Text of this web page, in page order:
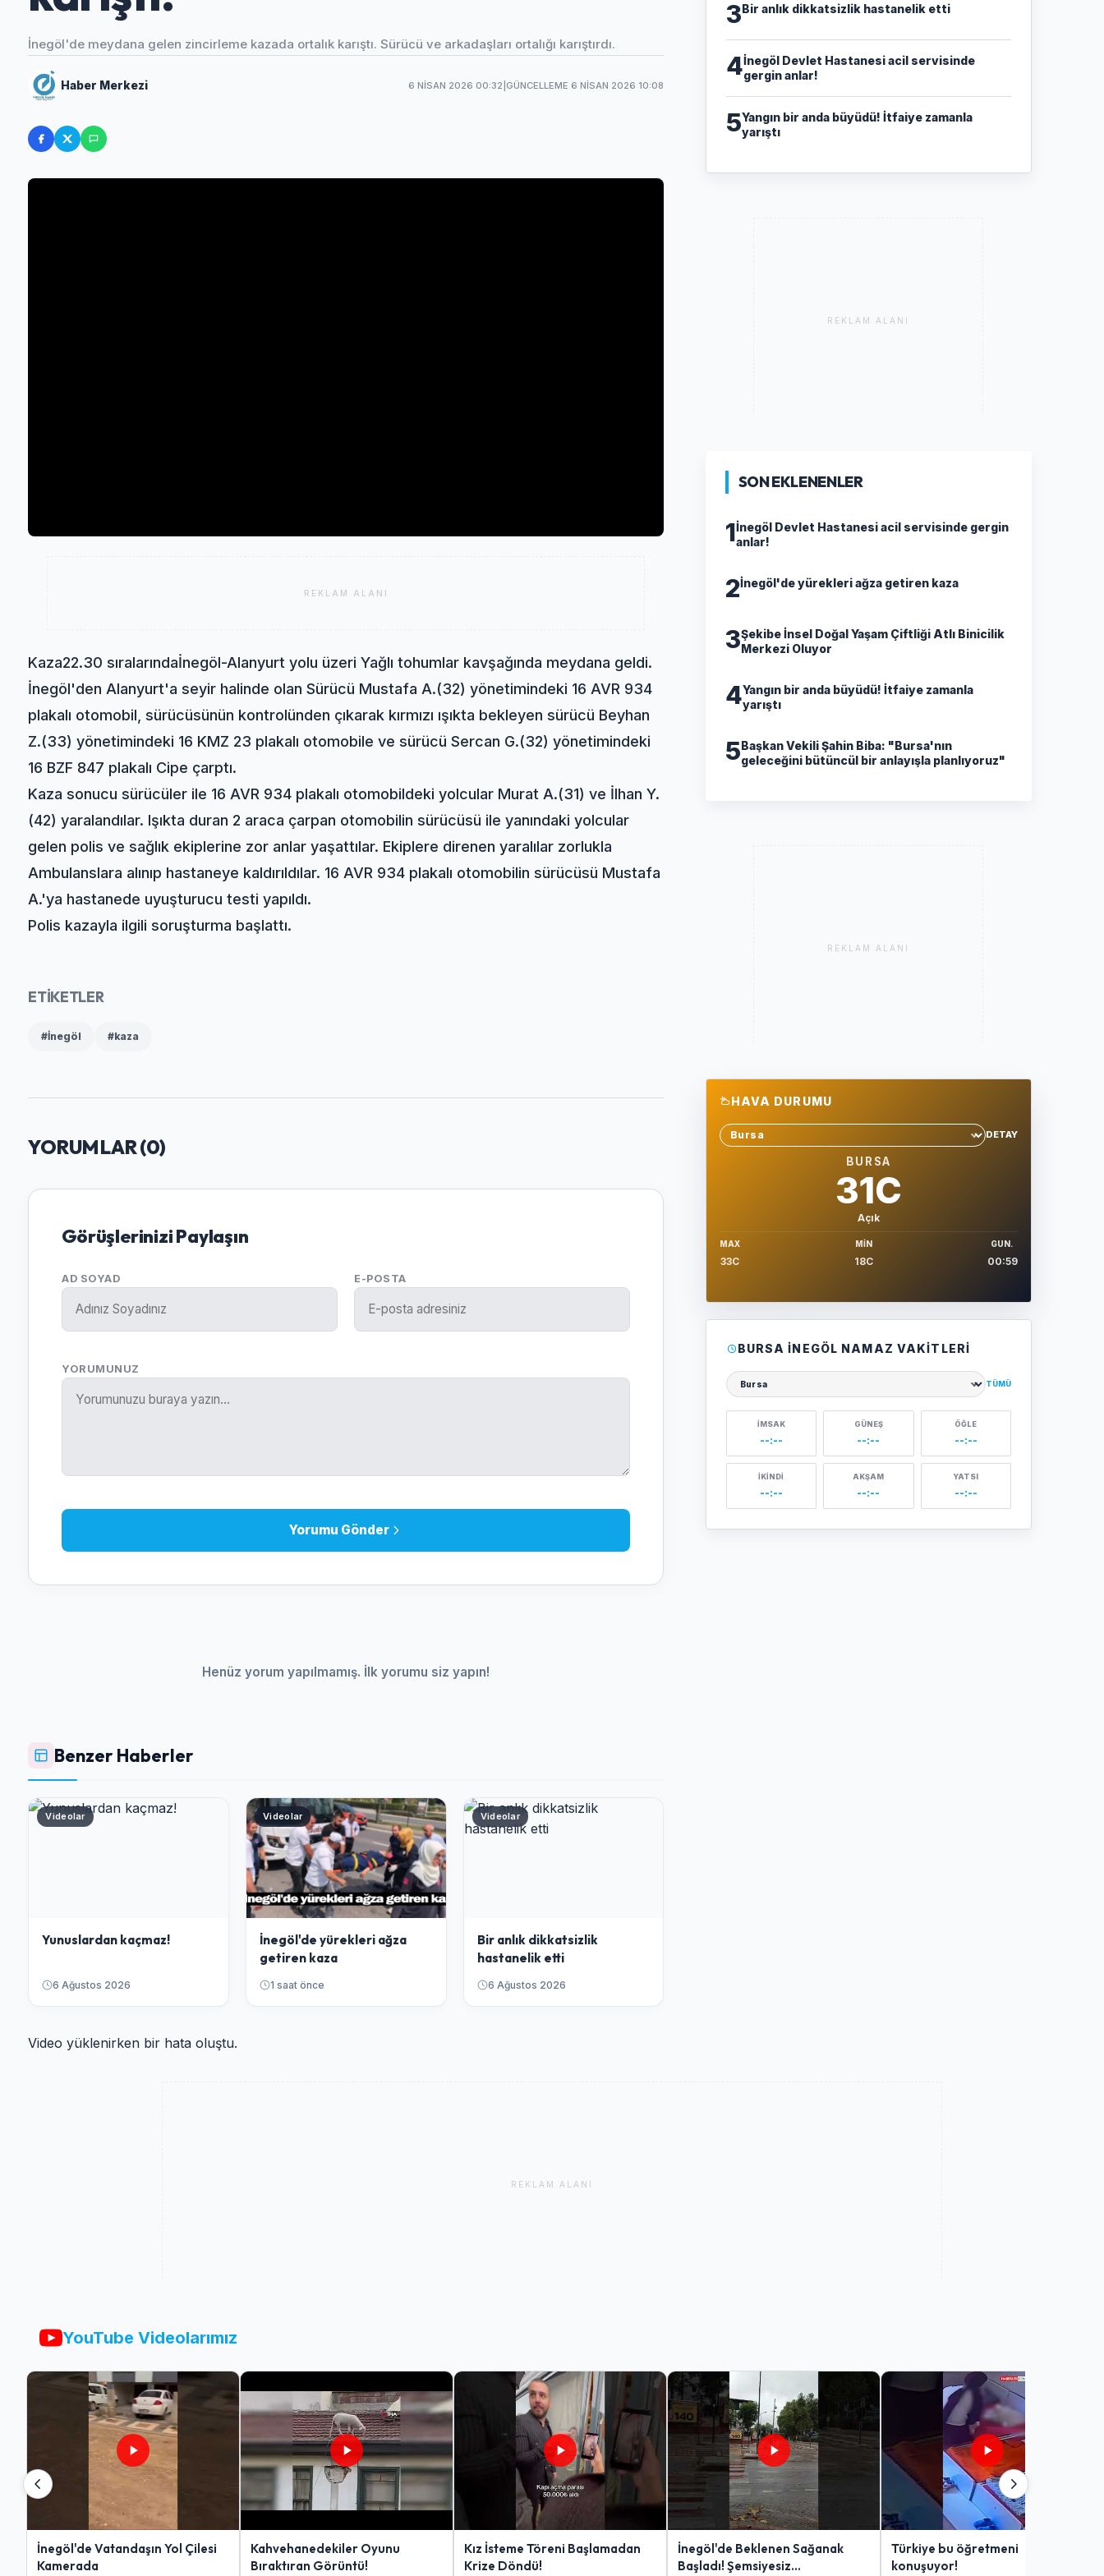
İnegöl'de meydana gelen zincirleme kazada ortalık karıştı. Sürücü ve arkadaşları ortalığı karıştırdı.
Haber Merkezi 6 NISAN 2026 00:32 GÜNCELLEME 6 NISAN 2026 10:08
REKLAM ALANI
Kaza22.30 sıralarındaİnegöl-Alanyurt yolu üzeri Yağlı tohumlar kavşağında meydana geldi.
İnegöl'den Alanyurt'a seyir halinde olan Sürücü Mustafa A.(32) yönetimindeki 16 AVR 934
plakalı otomobil, sürücüsünün kontrolünden çıkarak kırmızı ışıkta bekleyen sürücü Beyhan
Z.(33) yönetimindeki 16 KMZ 23 plakalı otomobile ve sürücü Sercan G.(32) yönetimindeki
16 BZF 847 plakalı Cipe çarptı.
Kaza sonucu sürücüler ile 16 AVR 934 plakalı otomobildeki yolcular Murat A.(31) ve İlhan Y.
(42) yaralandılar. Işıkta duran 2 araca çarpan otomobilin sürücüsü ile yanındaki yolcular
gelen polis ve sağlık ekiplerine zor anlar yaşattılar. Ekiplere direnen yaralılar zorlukla
Ambulanslara alınıp hastaneye kaldırıldılar. 16 AVR 934 plakalı otomobilin sürücüsü Mustafa
A.'ya hastanede uyuşturucu testi yapıldı.
Polis kazayla ilgili soruşturma başlattı.
ETİKETLER
#İnegöl #kaza
YORUMLAR (0)
Görüşlerinizi Paylaşın
AD SOYAD E-POSTA
YORUMUNUZ
Yorumu Gönder
Henüz yorum yapılmamış. İlk yorumu siz yapın!
Benzer Haberler
Videolar
Yunuslardan kaçmaz!
6 Ağustos 2026
Videolar
İnegöl'de yürekleri ağza
getiren kaza
1 saat önce
Videolar
Bir anlık dikkatsizlik
hastanelik etti
6 Ağustos 2026
Video yüklenirken bir hata oluştu.
3Bir anlık dikkatsizlik hastanelik etti
4İnegöl Devlet Hastanesi acil servisinde
gergin anlar!
5Yangın bir anda büyüdü! İtfaiye zamanla
yarıştı
REKLAM ALANI
SON EKLENENLER
1İnegöl Devlet Hastanesi acil servisinde gergin
anlar!
2İnegöl'de yürekleri ağza getiren kaza
3Şekibe İnsel Doğal Yaşam Çiftliği Atlı Binicilik
Merkezi Oluyor
4Yangın bir anda büyüdü! İtfaiye zamanla
yarıştı
5Başkan Vekili Şahin Biba: "Bursa'nın
geleceğini bütüncül bir anlayışla planlıyoruz"
REKLAM ALANI
HAVA DURUMU
Sehir sec
DETAY
BURSA
31C
Açık
MAX
33C
MIN
18C
GUN.
00:59
BURSA İNEGÖL NAMAZ VAKITLERI
Şehir seçin
TÜMÜ
İMSAK
--:--
GÜNEŞ
--:--
ÖĞLE
--:--
İKINDI
--:--
AKŞAM
--:--
YATSI
--:--
REKLAM ALANI
YouTube Videolarımız
İnegöl'de Vatandaşın Yol Çilesi
Kamerada
Kahvehanedekiler Oyunu
Bıraktıran Görüntü!
Kız İsteme Töreni Başlamadan
Krize Döndü!
İnegöl'de Beklenen Sağanak
Başladı! Şemsiyesiz
Türkiye bu öğretmeni
konuşuyor!